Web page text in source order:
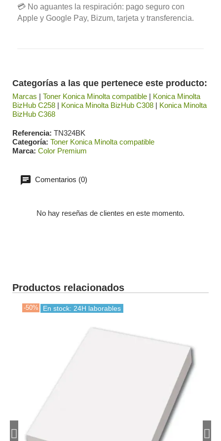
💳 No aguantes la respiración: pago seguro con
Apple y Google Pay, Bizum, tarjeta y transferencia.
Categorías a las que pertenece este producto:
Marcas | Toner Konica Minolta compatible | Konica Minolta
BizHub C258 | Konica Minolta BizHub C308 | Konica Minolta
BizHub C368
Referencia TN324BK
Categoría Toner Konica Minolta compatible
Marca Color Premium
Comentarios (0)
No hay reseñas de clientes en este momento.
Productos relacionados
-50% En stock: 24H laborables